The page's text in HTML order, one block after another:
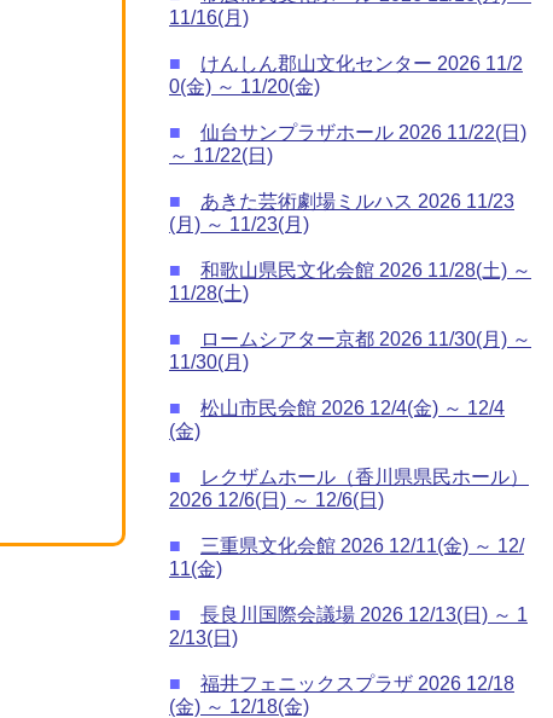
11/16(月)
■
けんしん郡山文化センター 2026 11/2
0(金) ～ 11/20(金)
■
仙台サンプラザホール 2026 11/22(日)
～ 11/22(日)
■
あきた芸術劇場ミルハス 2026 11/23
(月) ～ 11/23(月)
■
和歌山県民文化会館 2026 11/28(土) ～
11/28(土)
■
ロームシアター京都 2026 11/30(月) ～
11/30(月)
■
松山市民会館 2026 12/4(金) ～ 12/4
(金)
■
レクザムホール（香川県県民ホール）
2026 12/6(日) ～ 12/6(日)
■
三重県文化会館 2026 12/11(金) ～ 12/
11(金)
■
長良川国際会議場 2026 12/13(日) ～ 1
2/13(日)
■
福井フェニックスプラザ 2026 12/18
(金) ～ 12/18(金)